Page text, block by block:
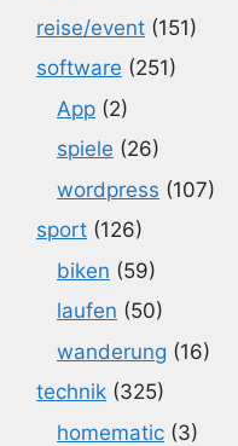
reise/event (151)
software (251)
App (2)
spiele (26)
wordpress (107)
sport (126)
biken (59)
laufen (50)
wanderung (16)
technik (325)
homematic (3)